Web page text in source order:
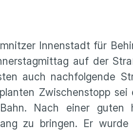
Innenstadt für
auf der
auch nachfolgende
Zwischenstopp
Nach einer guten
zu bringen. Er